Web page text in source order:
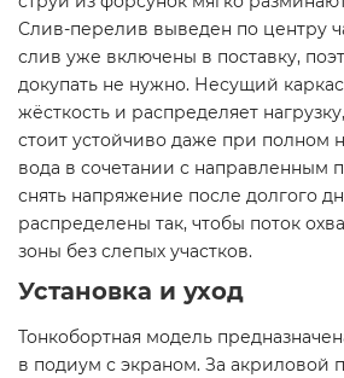
Слив-перелив выведен по центру
слив уже включены в поставку,
докупать не нужно. Несущий
жёсткость и распределяет
стоит устойчиво даже при полном
вода в сочетании с направленным
снять напряжение после долгого
распределены так, чтобы поток
зоны без слепых участков.
Установка и уход
Тонкобортная модель
в подиум с экраном. За акриловой